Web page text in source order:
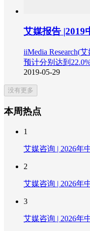
艾媒报告 |2019
iiMedia Research(
预计分别达到
2019-05-29
没有更多
本周热点
1
艾媒咨询 | 2026年
2
艾媒咨询 | 2026年
3
艾媒咨询 | 2026年